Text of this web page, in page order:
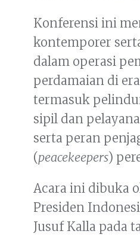
Konferensi ini
kontemporer
dalam operasi
perdamaian di
termasuk
sipil dan
serta peran
(peacekeepers)
Acara ini dibuka
Presiden
Jusuf Kalla pada